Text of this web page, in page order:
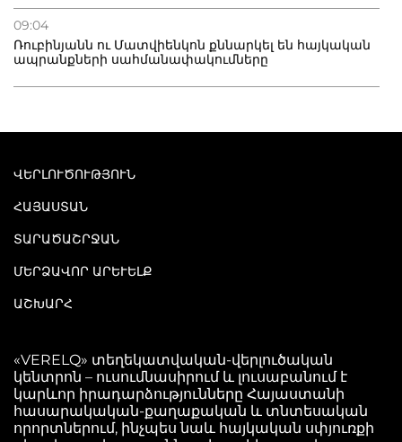
09:04
Ռուբինյանն ու Մատվիենկոն քննարկել են հայկական
ապրանքների սահմանափակումները
ՎԵՐԼՈՒԾՈՒԹՅՈՒՆ
ՀԱՅԱՍՏԱՆ
ՏԱՐԱԾԱՇՐՋԱՆ
ՄԵՐՁԱՎՈՐ ԱՐԵՒԵԼՔ
ԱՇԽԱՐՀ
«VERELQ» տեղեկատվական-վերլուծական
կենտրոն – ուսումնասիրում և լուսաբանում է
կարևոր իրադարձությունները Հայաստանի
հասարակական-քաղաքական և տնտեսական
որորտներում, ինչպես նաև հայկական սփյուռքի